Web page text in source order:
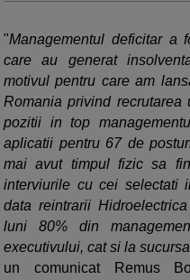
"Managementul deficitar a
care au generat
motivul pentru care am
Romania privind
pozitii in top
aplicatii pentru 67 de
mai avut timpul fizic sa
interviurile cu cei selectati
data reintrarii
luni 80% din
executivului, cat si la
un comunicat Remus